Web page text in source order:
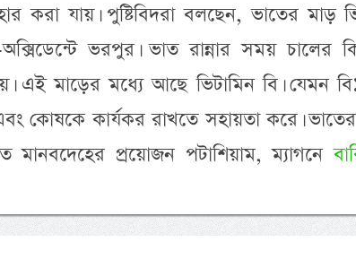
করা যায়। পুষ্টিবিদরা বলছেন, ভাতের মাড়
ভরপুর। ভাত রান্নার সময় চালের
এই মাড়ের মধ্যে আছে ভিটামিন বি। যেমন
কোষকে কার্যকর রাখতে সহায়তা করে।
মানবদেহের প্রয়োজন পটাশিয়াম, ম্যাগনে